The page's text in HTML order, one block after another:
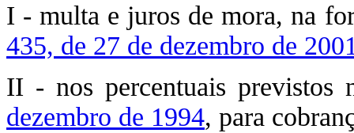
I - multa e juros de mora, na
435, de 27 de dezembro de
II - nos percentuais previstos
dezembro de 1994, para